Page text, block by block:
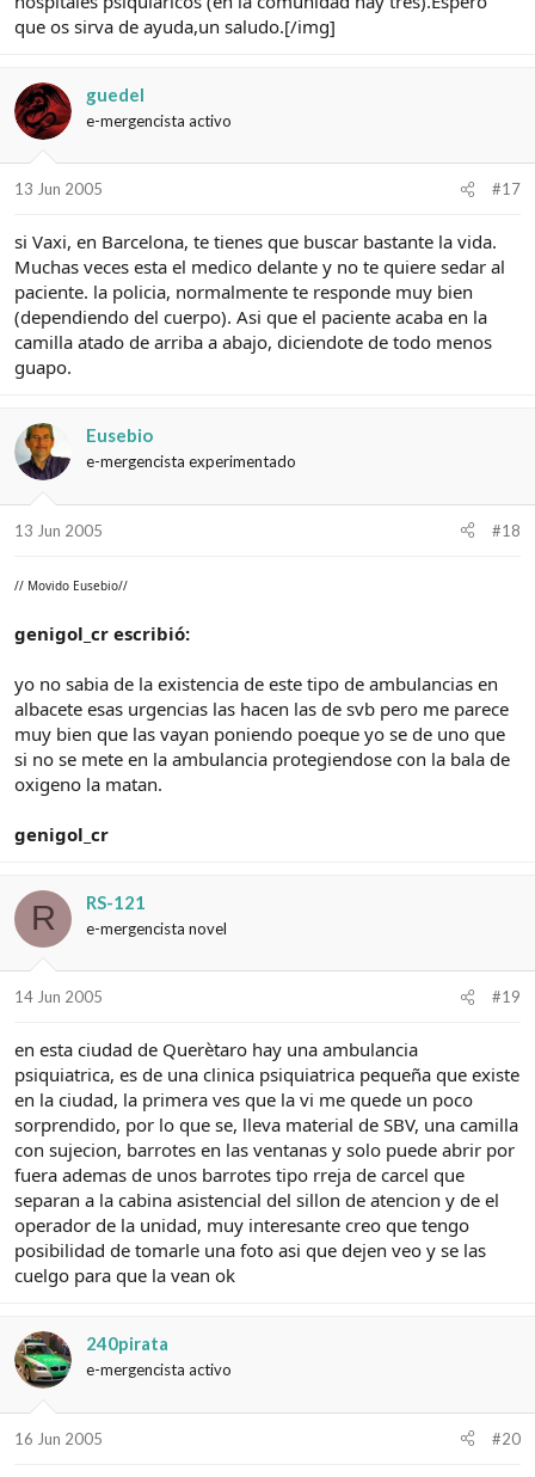
que os sirva de ayuda,un saludo.[/img]
guedel
e-mergencista activo
13 Jun 2005 #17
si Vaxi, en Barcelona, te tienes que buscar bastante la vida.
Muchas veces esta el medico delante y no te quiere sedar al
paciente. la policia, normalmente te responde muy bien
(dependiendo del cuerpo). Asi que el paciente acaba en la
camilla atado de arriba a abajo, diciendote de todo menos
guapo.
Eusebio
e-mergencista experimentado
13 Jun 2005 #18
// Movido Eusebio//
genigol_cr escribió:
yo no sabia de la existencia de este tipo de ambulancias en
albacete esas urgencias las hacen las de svb pero me parece
muy bien que las vayan poniendo poeque yo se de uno que
si no se mete en la ambulancia protegiendose con la bala de
oxigeno la matan.
genigol_cr
R RS-121
e-mergencista novel
14 Jun 2005 #19
en esta ciudad de Querètaro hay una ambulancia
psiquiatrica, es de una clinica psiquiatrica pequeña que existe
en la ciudad, la primera ves que la vi me quede un poco
sorprendido, por lo que se, lleva material de SBV, una camilla
con sujecion, barrotes en las ventanas y solo puede abrir por
fuera ademas de unos barrotes tipo rreja de carcel que
separan a la cabina asistencial del sillon de atencion y de el
operador de la unidad, muy interesante creo que tengo
posibilidad de tomarle una foto asi que dejen veo y se las
cuelgo para que la vean ok
240pirata
e-mergencista activo
16 Jun 2005 #20